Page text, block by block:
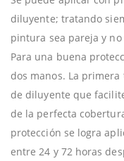
diluyente; tratando
pintura sea pareja y no
Para una buena
dos manos. La
de diluyente que
de la perfecta
protección se logra
entre 24 y 72 horas